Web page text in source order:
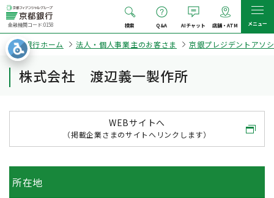
金融機関コード:0158 検索 Q&A AIチャット 店舗・ATM メニュー
京都銀行ホーム 法人・個人事業主のお客さま 京銀プレジデントアソ
株式会社 渡辺義一製作所
WEBサイトへ
（掲載企業さまのサイトへリンクします）
所在地